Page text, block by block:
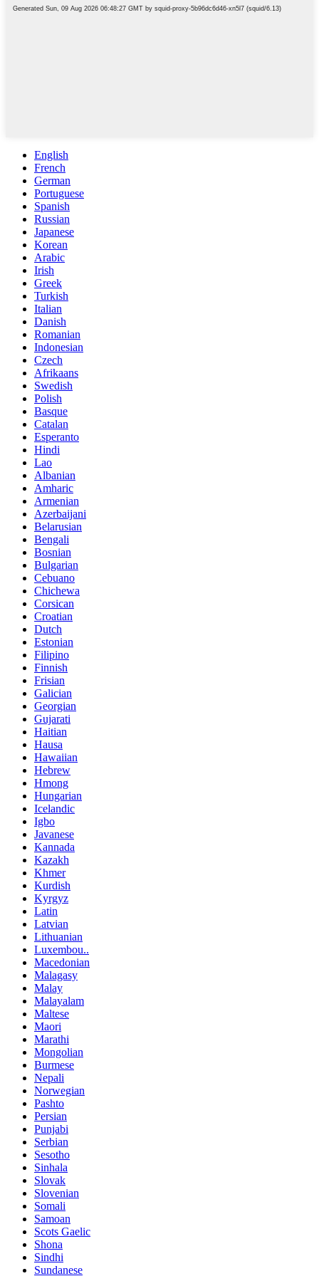
English
French
German
Portuguese
Spanish
Russian
Japanese
Korean
Arabic
Irish
Greek
Turkish
Italian
Danish
Romanian
Indonesian
Czech
Afrikaans
Swedish
Polish
Basque
Catalan
Esperanto
Hindi
Lao
Albanian
Amharic
Armenian
Azerbaijani
Belarusian
Bengali
Bosnian
Bulgarian
Cebuano
Chichewa
Corsican
Croatian
Dutch
Estonian
Filipino
Finnish
Frisian
Galician
Georgian
Gujarati
Haitian
Hausa
Hawaiian
Hebrew
Hmong
Hungarian
Icelandic
Igbo
Javanese
Kannada
Kazakh
Khmer
Kurdish
Kyrgyz
Latin
Latvian
Lithuanian
Luxembou..
Macedonian
Malagasy
Malay
Malayalam
Maltese
Maori
Marathi
Mongolian
Burmese
Nepali
Norwegian
Pashto
Persian
Punjabi
Serbian
Sesotho
Sinhala
Slovak
Slovenian
Somali
Samoan
Scots Gaelic
Shona
Sindhi
Sundanese